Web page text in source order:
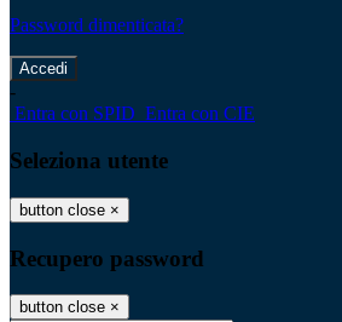
Password dimenticata?
-
Entra con SPID Entra con CIE
Seleziona utente
button close ×
Recupero password
button close ×